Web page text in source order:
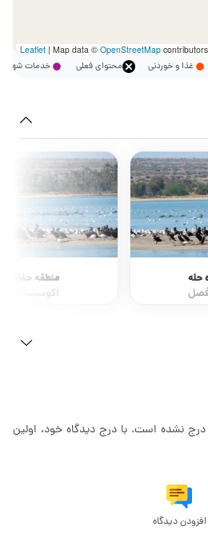
| Map data © OpenStreetMap
غذا و خوردنی محتوای فعلی خدمات
حله منطقه حفاظت
اکوسیستمی
نشده است. با درج دیدگاه خود، اولین
افزودن دیدگاه